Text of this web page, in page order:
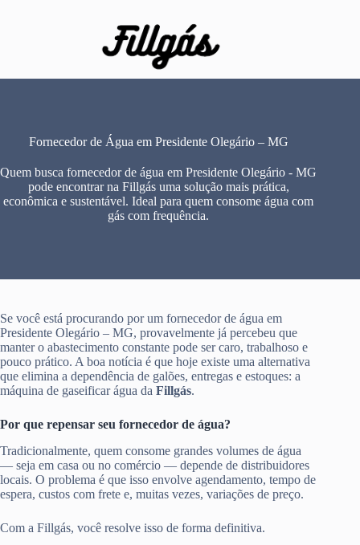
Fornecedor de Água em Presidente Olegário – MG
Quem busca fornecedor de água em Presidente Olegário - MG
pode encontrar na Fillgás uma solução mais prática,
econômica e sustentável. Ideal para quem consome água com
gás com frequência.
Se você está procurando por um fornecedor de água em
Presidente Olegário – MG, provavelmente já percebeu que
manter o abastecimento constante pode ser caro, trabalhoso e
pouco prático. A boa notícia é que hoje existe uma alternativa
que elimina a dependência de galões, entregas e estoques: a
máquina de gaseificar água da Fillgás.
Por que repensar seu fornecedor de água?
Tradicionalmente, quem consome grandes volumes de água
— seja em casa ou no comércio — depende de distribuidores
locais. O problema é que isso envolve agendamento, tempo de
espera, custos com frete e, muitas vezes, variações de preço.
Com a Fillgás, você resolve isso de forma definitiva.